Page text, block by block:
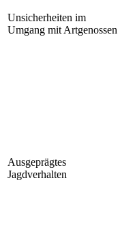
Unsicherheiten im
Umgang mit Artgenossen
Ausgeprägtes
Jagdverhalten